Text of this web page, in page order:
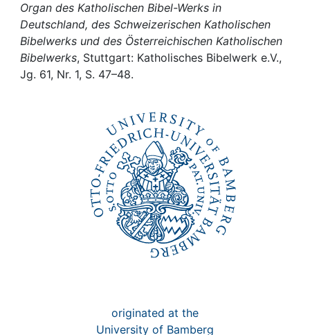
Help
Organ des Katholischen Bibel-Werks in
Deutschland, des Schweizerischen Katholischen
Bibelwerks und des Österreichischen Katholischen
Bibelwerks, Stuttgart: Katholisches Bibelwerk e.V.,
Jg. 61, Nr. 1, S. 47–48.
originated at the
University of Bamberg